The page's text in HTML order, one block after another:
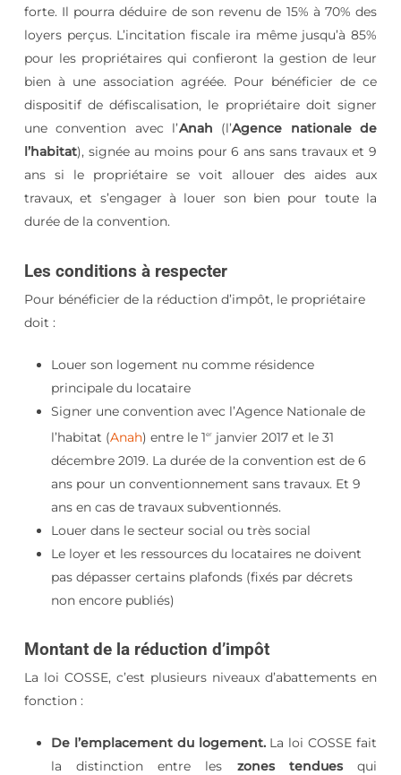
forte. Il pourra déduire de son revenu de 15% à 70% des
loyers perçus. L’incitation fiscale ira même jusqu’à 85%
pour les propriétaires qui confieront la gestion de leur
bien à une association agréée. Pour bénéficier de ce
dispositif de défiscalisation, le propriétaire doit signer
une convention avec l’Anah (l’Agence nationale de
l’habitat), signée au moins pour 6 ans sans travaux et 9
ans si le propriétaire se voit allouer des aides aux
travaux, et s’engager à louer son bien pour toute la
durée de la convention.
Les conditions à respecter
Pour bénéficier de la réduction d’impôt, le propriétaire
doit :
Louer son logement nu comme résidence
principale du locataire
Signer une convention avec l’Agence Nationale de
l’habitat (Anah) entre le 1erjanvier 2017 et le 31
décembre 2019. La durée de la convention est de 6
ans pour un conventionnement sans travaux. Et 9
ans en cas de travaux subventionnés.
Louer dans le secteur social ou très social
Le loyer et les ressources du locataires ne doivent
pas dépasser certains plafonds (fixés par décrets
non encore publiés)
Montant de la réduction d’impôt​
La loi COSSE, c’est plusieurs niveaux d’abattements en
fonction :
De l’emplacement du logement.La loi COSSE fait
la distinction entre les zones tenduesqui